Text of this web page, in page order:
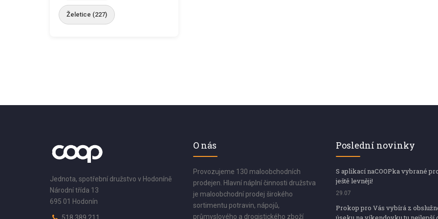
Želetice (227)
Jednota, spotřební družstvo v Hodoníně
Národní třída 13
695 01 Hodonín
O nás
Provozujeme 130 maloobchodních
prodejen. Hlavní náplní činnosti družstva
je maloobchodní prodej širokého
sortimentu potravin, nápojů,
průmyslového a drogistického zboží
Poslední novinky
S aplikací naCOOPka vybrané
ještě levněji!
29.07
Prokop pro Vás vybírá z